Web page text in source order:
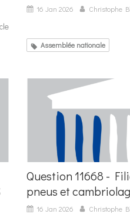
16 Jan 2026 Christophe
Assemblée nationale
Question 11668 -
pneus et
16 Jan 2026 Christophe